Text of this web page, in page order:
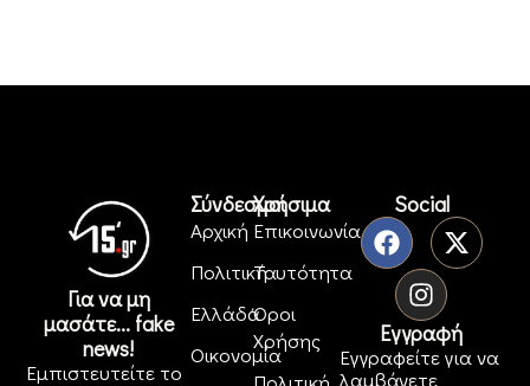
Για να μη
μασάτε... fake
news!
Εμπιστευτείτε το
Σύνδεσμοι
Αρχική
Πολιτική
Ελλάδα
Οικονομία
Χρήσιμα
Επικοινωνία
Ταυτότητα
Όροι
Χρήσης
Social
Εγγραφή
Εγγραφείτε για να
λαμβάνετε